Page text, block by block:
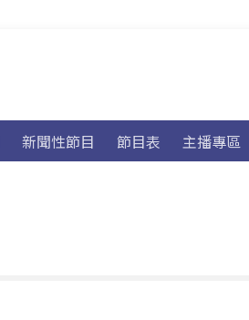
新聞性節目 節目表 主播專區